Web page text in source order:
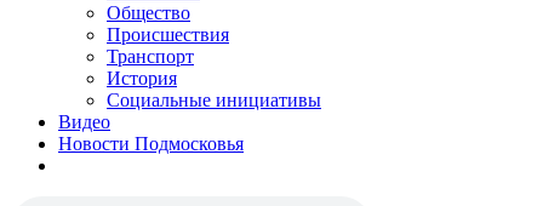
Общество
Происшествия
Транспорт
История
Социальные инициативы
Видео
Новости Подмосковья